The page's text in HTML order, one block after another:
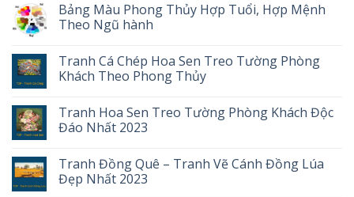
Bảng Màu Phong Thủy Hợp Tuổi, Hợp Mệnh
Theo Ngũ hành
Tranh Cá Chép Hoa Sen Treo Tường Phòng
Khách Theo Phong Thủy
Tranh Hoa Sen Treo Tường Phòng Khách Độc
Đáo Nhất 2023
Tranh Đồng Quê – Tranh Vẽ Cánh Đồng Lúa
Đẹp Nhất 2023